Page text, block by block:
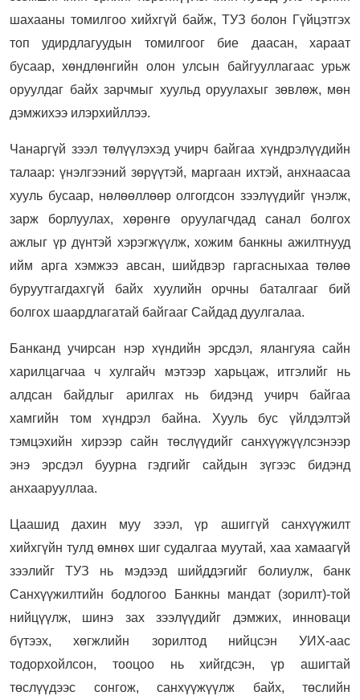
шахааны томилгоо хийхгүй байж, ТУЗ болон Гүйцэтгэх
топ удирдлагуудын томилгоог бие даасан, хараат
бусаар, хөндлөнгийн олон улсын байгууллагаас урьж
оруулдаг байх зарчмыг хуульд оруулахыг зөвлөж, мөн
дэмжихээ илэрхийллээ.
Чанаргүй зээл төлүүлэхэд учирч байгаа хүндрэлүүдийн
талаар: үнэлгээний зөрүүтэй, маргаан ихтэй, анхнаасаа
хууль бусаар, нөлөөллөөр олгогдсон зээлүүдийг үнэлж,
зарж борлуулах, хөрөнгө оруулагчдад санал болгох
ажлыг үр дүнтэй хэрэгжүүлж, хожим банкны ажилтнууд
ийм арга хэмжээ авсан, шийдвэр гаргасныхаа төлөө
буруутгагдахгүй байх хуулийн орчны баталгааг бий
болгох шаардлагатай байгааг Сайдад дуулгалаа.
Банканд учирсан нэр хүндийн эрсдэл, ялангуяа сайн
харилцагчаа ч хулгайч мэтээр харьцаж, итгэлийг нь
алдсан байдлыг арилгах нь бидэнд учирч байгаа
хамгийн том хүндрэл байна. Хууль бус үйлдэлтэй
тэмцэхийн хирээр сайн төслүүдийг санхүүжүүлсэнээр
энэ эрсдэл буурна гэдгийг сайдын зүгээс бидэнд
анхаарууллаа.
Цаашид дахин муу зээл, үр ашиггүй санхүүжилт
хийхгүйн тулд өмнөх шиг судалгаа муутай, хаа хамаагүй
зээлийг ТУЗ нь мэдээд шийддэгийг болиулж, банк
Санхүүжилтийн бодлогоо Банкны мандат (зорилт)-той
нийцүүлж, шинэ зах зээлүүдийг дэмжих, инноваци
бүтээх, хөгжлийн зорилтод нийцсэн УИХ-аас
тодорхойлсон, тооцоо нь хийгдсэн, үр ашигтай
төслүүдээс сонгож, санхүүжүүлж байх, төслийн